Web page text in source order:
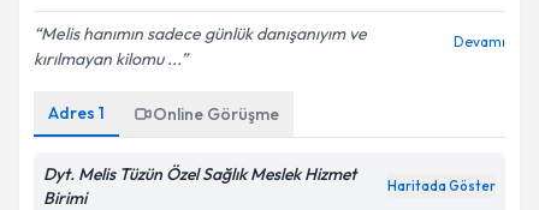
Melis hanımın sadece günlük danışanıyım ve
kırılmayan kilomu ...
Devamı
Adres 1 Online Görüşme
Dyt. Melis Tüzün Özel Sağlık Meslek Hizmet
Birimi
Haritada Göster